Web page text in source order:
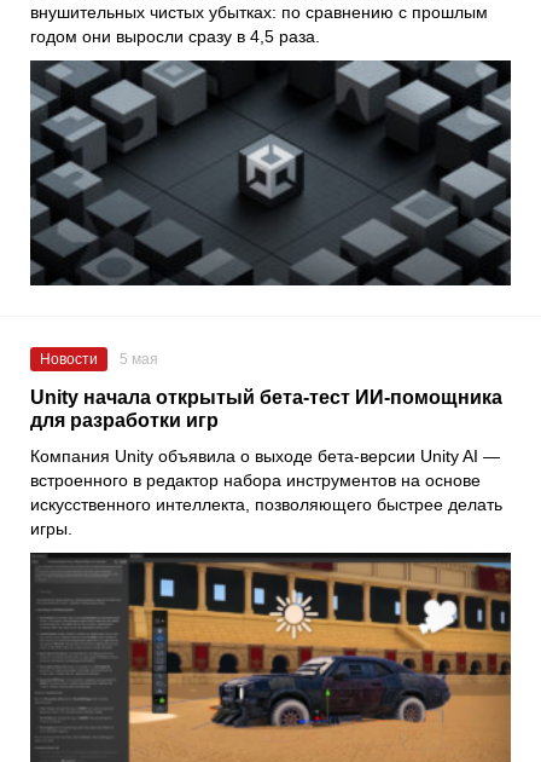
внушительных чистых убытках: по сравнению с прошлым
годом они выросли сразу в 4,5 раза.
Новости 5 мая
Unity начала открытый бета-тест ИИ-помощника
для разработки игр
Компания Unity объявила о выходе бета-версии Unity AI —
встроенного в редактор набора инструментов на основе
искусственного интеллекта, позволяющего быстрее делать
игры.